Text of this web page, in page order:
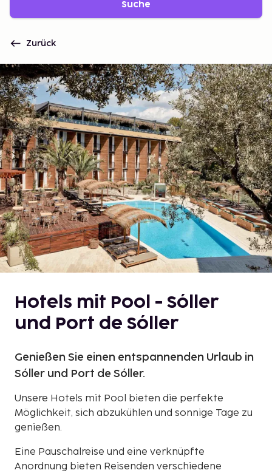
Suche
Zurück
Hotels mit Pool - Sóller
und Port de Sóller
Genießen Sie einen entspannenden Urlaub in
Sóller und Port de Sóller.
Unsere Hotels mit Pool bieten die perfekte
Möglichkeit, sich abzukühlen und sonnige Tage zu
genießen.
Eine Pauschalreise und eine verknüpfte
Anordnung bieten Reisenden verschiedene